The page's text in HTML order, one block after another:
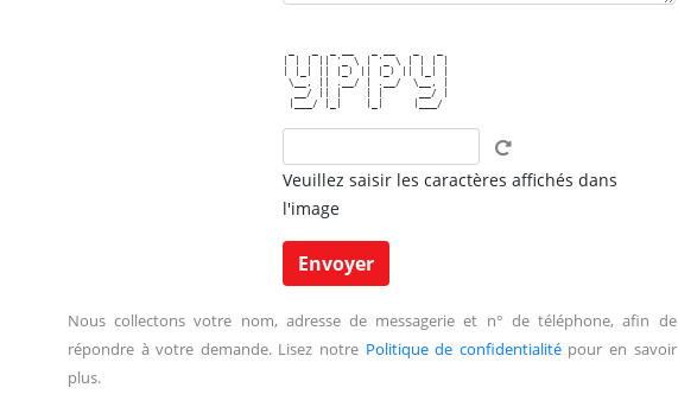
| | | || '_ \ | '_ \ | | | |
| |_| || |_) || |_) || |_| |
\__, || .__/ | .__/  \__, |
  __/ || |    | |      __/ |
Veuillez saisir les caractères affichés dans
l'image
Nous collectons votre nom, adresse de messagerie et n° de téléphone, afin de
répondre à votre demande. Lisez notre Politique de confidentialitépour en savoir
plus.